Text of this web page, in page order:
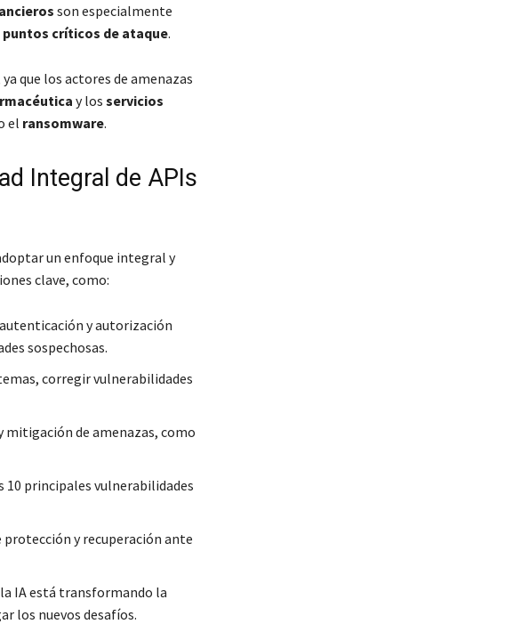
son especialmente
puntos críticos de ataque.
que los actores de amenazas
y los servicios
el ransomware.
Integral de APIs
un enfoque integral y
clave, como:
y autorización
sospechosas.
corregir vulnerabilidades
de amenazas, como
10 principales vulnerabilidades
y recuperación ante
IA está transformando la
los nuevos desafíos.